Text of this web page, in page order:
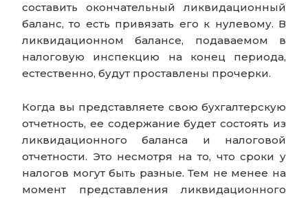
составить окончательный ликвидационный
баланс, то есть привязать его к нулевому. В
ликвидационном балансе, подаваемом в
налоговую инспекцию на конец периода,
естественно, будут проставлены прочерки.
Когда вы представляете свою бухгалтерскую
отчетность, ее содержание будет состоять из
ликвидационного баланса и налоговой
отчетности. Это несмотря на то, что сроки у
налогов могут быть разные. Тем не менее на
момент представления ликвидационного